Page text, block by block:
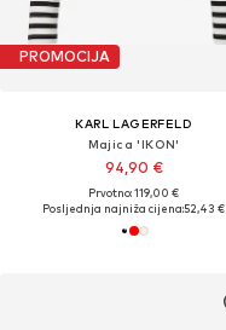
PROMOCIJA
KARL LAGERFELD
Majica 'IKON'
94,90 €
Prvotno: 119,00 €
Posljednja najniža cijena:52,43 €